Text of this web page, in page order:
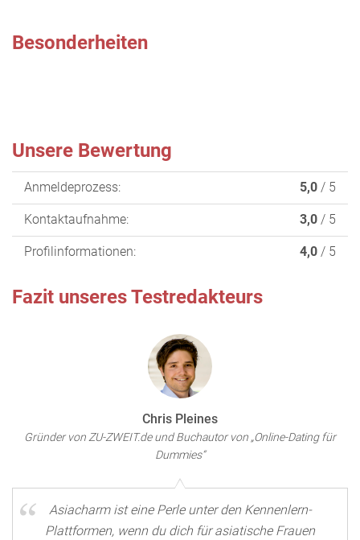
Besonderheiten
Unsere Bewertung
Anmeldeprozess: 5,0 / 5
Kontaktaufnahme: 3,0 / 5
Profilinformationen: 4,0 / 5
Fazit unseres Testredakteurs
Chris Pleines
Gründer von ZU-ZWEIT.de und Buchautor von „Online-Dating für
Dummies“
Asiacharm ist eine Perle unter den Kennenlern-
Plattformen, wenn du dich für asiatische Frauen